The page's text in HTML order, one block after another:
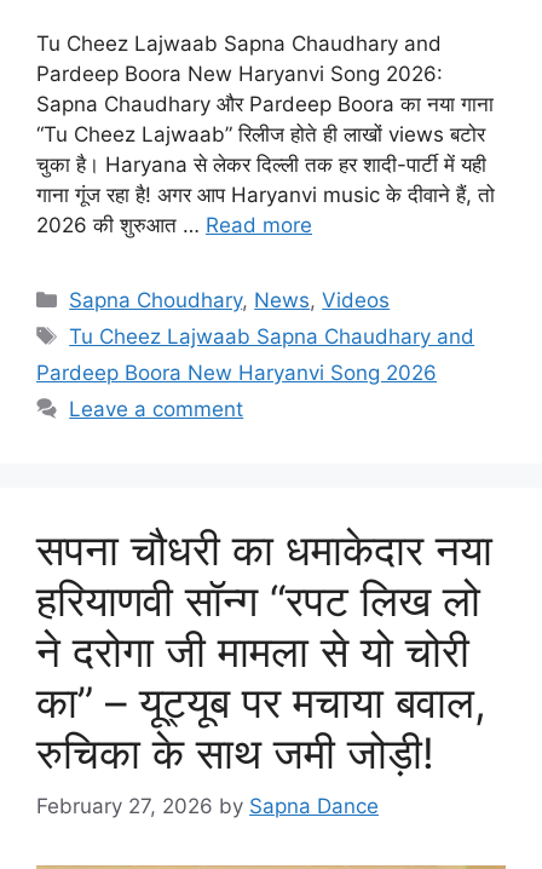
Tu Cheez Lajwaab Sapna Chaudhary and
Pardeep Boora New Haryanvi Song 2026:
Sapna Chaudhary और Pardeep Boora का नया गाना
“Tu Cheez Lajwaab” रिलीज होते ही लाखों views बटोर
चुका है। Haryana से लेकर दिल्ली तक हर शादी-पार्टी में यही
गाना गूंज रहा है! अगर आप Haryanvi music के दीवाने हैं, तो
2026 की शुरुआत … Read more
Categories
Sapna Choudhary, News,Videos
Tags
Tu Cheez Lajwaab Sapna Chaudhary and
Pardeep Boora New Haryanvi Song 2026
Leave a comment
सपना चौधरी का धमाकेदार नया
हरियाणवी सॉन्ग “रपट लिख लो
ने दरोगा जी मामला से यो चोरी
का” – यूट्यूब पर मचाया बवाल,
रुचिका के साथ जमी जोड़ी!
February 27, 2026 by Sapna Dance